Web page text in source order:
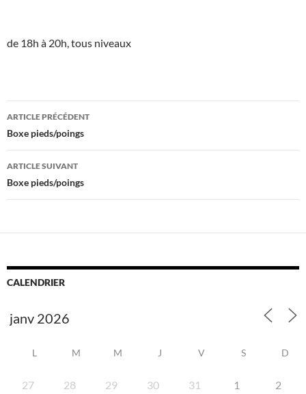
de 18h à 20h, tous niveaux
Navigation
des
articles
ARTICLE PRÉCÉDENT
Boxe pieds/poings
ARTICLE SUIVANT
Boxe pieds/poings
CALENDRIER
L M M J V S D
27 28 29 30 31 1 2